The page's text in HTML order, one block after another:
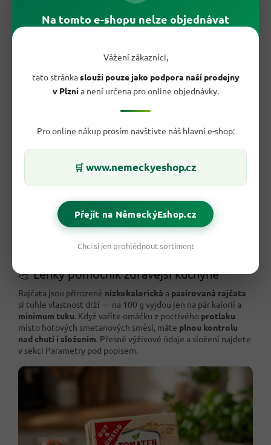
Na tomto e-shopu nelze objednávat
Vážení zákazníci,
tato stránkaslouží pouze jako podpora naší prodejny
v Plznia není určena pro online objednávky.
Pro online nákup prosím navštivte náš hlavní e-shop:
🛒 www.nemeckyeshop.cz
Přejít na NěmeckýEshop.cz
Chci si jen prohlédnout sortiment
✅ 8 důvodů, proč si je zákazníci přidávají
do košíku
Sytá rajčatová chuťi barva
Praktická krabice 500 g
, která se nerozbije
Univerzální základ na omáčky, polévky i dipy
Skvělý poměr ceny a kvality
💪 Lehký pomocník zdravější kuchyně
Rajčata jsou přirozeně nízkokalorická a pasírovaná rajčata
si tuhle vlastnost drží — na 100 g vyjdou jen na pár kalorií a
minimum tuku . Když vaříte omáčku z poctivého protlaku
místo hotových smetanových směsí, máte plnou kontrolu
nad chutí i složením . Přesné výživové údaje a složení najdete
v sekci Parametry pod popisem.